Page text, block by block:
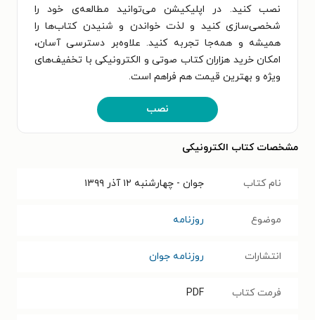
نصب کنید. در اپلیکیشن می‌توانید مطالعه‌ی خود را
شخصی‌سازی کنید و لذت خواندن و شنیدن کتاب‌ها را
همیشه و همه‌جا تجربه کنید. علاوه‌بر دسترسی آسان،
امکان خرید هزاران کتاب صوتی و الکترونیکی با تخفیف‌های
ویژه و بهترین قیمت هم فراهم است.
نصب
مشخصات کتاب الکترونیکی
نام کتاب جوان - چهارشنبه ۱۲ آذر ۱۳۹۹
موضوع روزنامه
انتشارات روزنامه جوان
فرمت کتاب PDF